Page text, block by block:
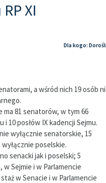
XI
Dla kogo:
a wśród nich 19 osób
81 senatorów, w tym 66
10 posłów IX kadencji Sejmu.
wyłącznie senatorskie, 15
poselskie.
senacki jak i poselski; 5
Sejmie i w Parlamencie
w Senacie i w Parlamencie